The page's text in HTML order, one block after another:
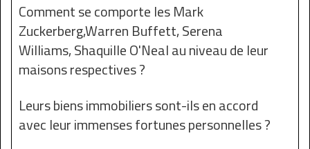
Comment se comporte les Mark
Zuckerberg,Warren Buffett, Serena
Williams, Shaquille O'Neal au niveau de leur
maisons respectives ?
Leurs biens immobiliers sont-ils en accord
avec leur immenses fortunes personnelles ?